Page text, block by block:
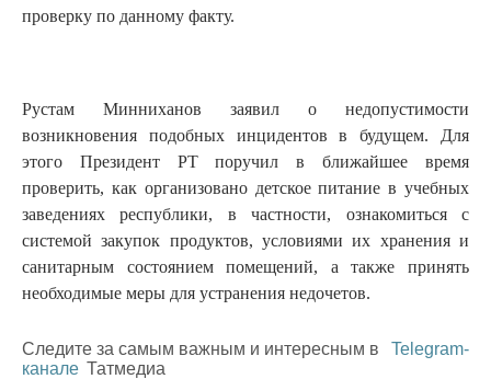
проверку по данному факту.
Рустам Минниханов заявил о недопустимости
возникновения подобных инцидентов в будущем. Для
этого Президент РТ поручил в ближайшее время
проверить, как организовано детское питание в учебных
заведениях республики, в частности, ознакомиться с
системой закупок продуктов, условиями их хранения и
санитарным состоянием помещений, а также принять
необходимые меры для устранения недочетов.
Следите за самым важным и интересным в
Telegram-
канале Татмедиа